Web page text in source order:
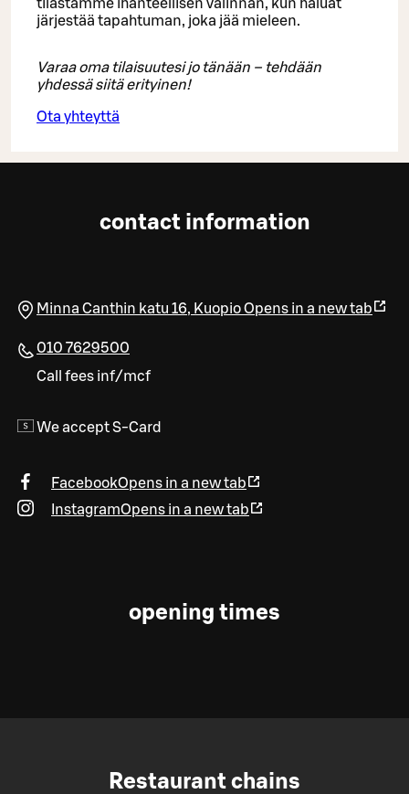
tilastamme ihanteellisen valinnan, kun haluat
järjestää tapahtuman, joka jää mieleen.
Varaa oma tilaisuutesi jo tänään – tehdään
yhdessä siitä erityinen!
Ota yhteyttä
contact information
Minna Canthin katu 16, KuopioOpens in a new tab
010 7629500
Call fees inf/mcf
We accept S-Card
FacebookOpens in a new tab
InstagramOpens in a new tab
opening times
Restaurant chains